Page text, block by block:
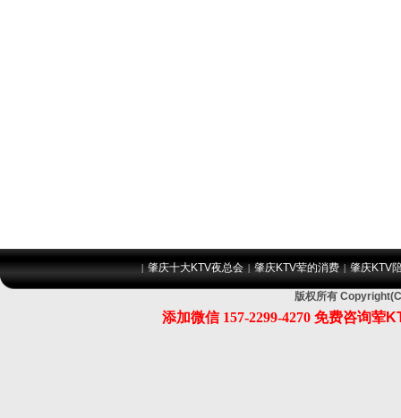
|肇庆十大KTV夜总会 |肇庆KTV荤的消费 |肇庆KTV
版权所有
添加微信 157-2299-4270免费咨询荤